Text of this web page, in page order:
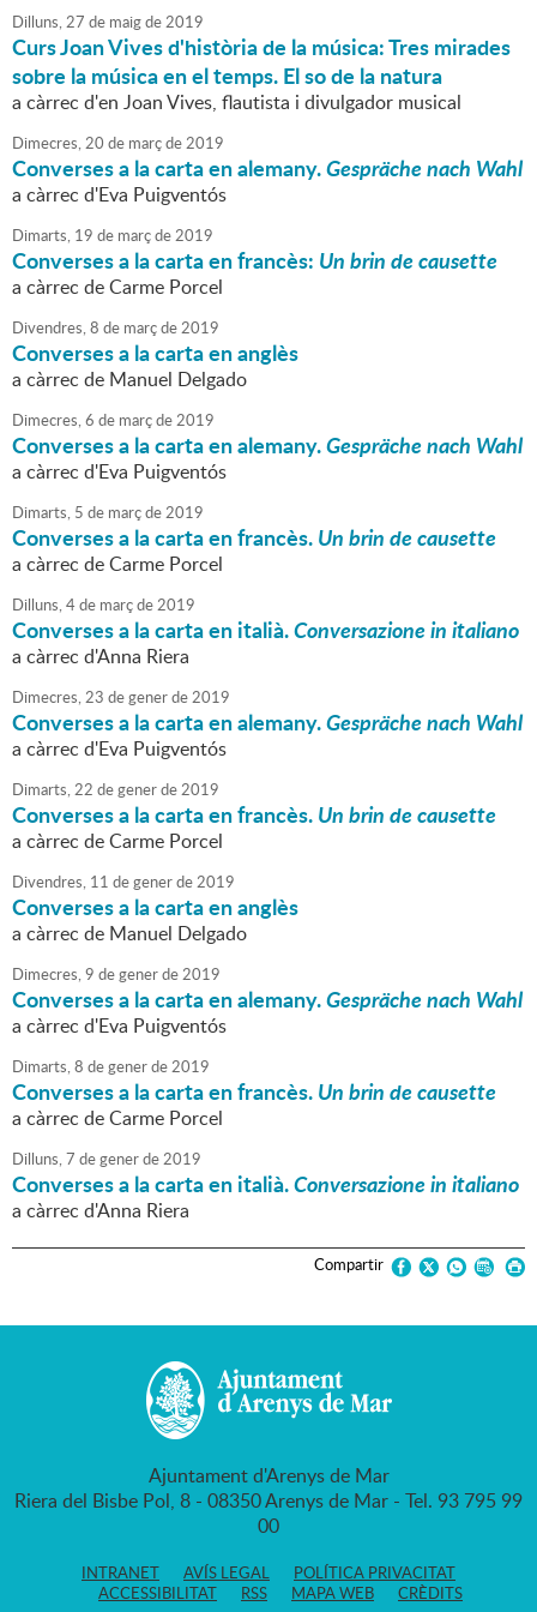
Dilluns,27 de maigde2019
Curs Joan Vives d'història de la música: Tres mirades
sobre la música en el temps. El so de la natura
a càrrec d'en Joan Vives, flautista i divulgador musical
Dimecres,20 de marçde2019
Converses a la carta en alemany.Gespräche nach Wahl
a càrrec d'Eva Puigventós
Dimarts, 19 de marçde2019
Converses a la carta en francès: Un brin de causette
a càrrec de Carme Porcel
Divendres,8 de marçde2019
Converses a la carta en anglès
a càrrec de Manuel Delgado
Dimecres,6 de marçde2019
Converses a la carta en alemany.Gespräche nach Wahl
a càrrec d'Eva Puigventós
Dimarts, 5 de marçde2019
Converses a la carta en francès.Un brin de causette
a càrrec de Carme Porcel
Dilluns,4de marçde2019
Converses a la carta en italià.Conversazione in italiano
a càrrec d'Anna Riera
Dimecres,23 degenerde2019
Converses a la carta en alemany.Gespräche nach Wahl
a càrrec d'Eva Puigventós
Dimarts,22 degenerde2019
Converses a la carta en francès.Un brin de causette
a càrrec de Carme Porcel
Divendres, 11 degenerde2019
Converses a la carta en anglès
a càrrec de Manuel Delgado
Dimecres,9 degenerde2019
Converses a la carta en alemany.Gespräche nach Wahl
a càrrec d'Eva Puigventós
Dimarts,8 degenerde2019
Converses a la carta en francès.Un brin de causette
a càrrec de Carme Porcel
Dilluns,7 degenerde2019
Converses a la carta en italià.Conversazione in italiano
a càrrec d'Anna Riera
Compartir
Ajuntament d'Arenys de Mar
Riera del Bisbe Pol, 8 - 08350 Arenys de Mar - Tel. 93 795 99
00
INTRANET AVÍS LEGAL
POLÍTICA PRIVACITAT
ACCESSIBILITAT
RSS MAPA WEB CRÈDITS